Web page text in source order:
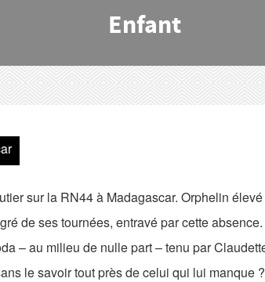
Enfant
sur la RN44 à Madagascar. Orphelin
de ses tournées, entravé par cette
– au milieu de nulle part – tenu par
le savoir tout près de celui qui lui manque